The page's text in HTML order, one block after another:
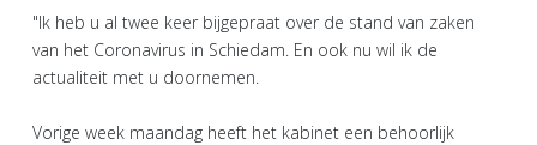
"Ik heb u al twee keer bijgepraat over de stand van zaken
van het Coronavirus in Schiedam. En ook nu wil ik de
actualiteit met u doornemen.
Vorige week maandag heeft het kabinet een behoorlijk